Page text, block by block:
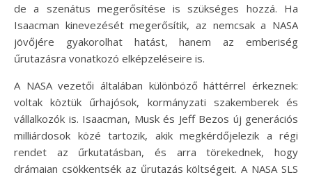
de a szenátus megerősítése is szükséges hozzá. Ha
Isaacman kinevezését megerősítik, az nemcsak a NASA
jövőjére gyakorolhat hatást, hanem az emberiség
űrutazásra vonatkozó elképzeléseire is.
A NASA vezetői általában különböző háttérrel érkeznek:
voltak köztük űrhajósok, kormányzati szakemberek és
vállalkozók is. Isaacman, Musk és Jeff Bezos új generációs
milliárdosok közé tartozik, akik megkérdőjelezik a régi
rendet az űrkutatásban, és arra törekednek, hogy
drámaian csökkentsék az űrutazás költségeit. A NASA SLS